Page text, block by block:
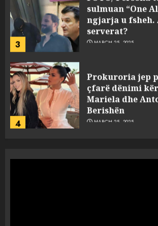
3
sulmuan “One
ngjarja u fsheh.
serverat?
MARCH 25, 2025
4
Prokuroria jep
çfarë dënimi
Mariela dhe
Berishën
MARCH 25, 2025